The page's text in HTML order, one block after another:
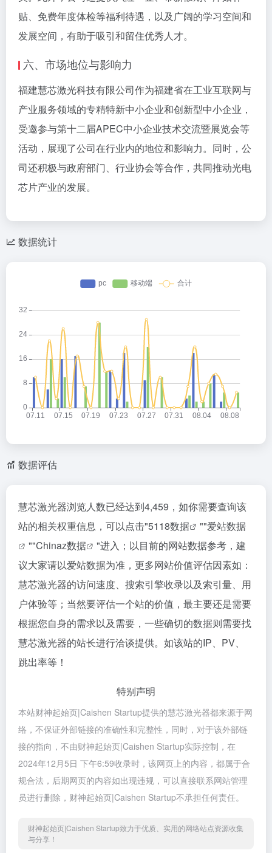
贴、免费年度体检等福利待遇，以及广阔的学习空间和
发展空间，有助于吸引和留住优秀人才。
六、市场地位与影响力
福建慧芯激光科技有限公司作为福建省在工业互联网与
产业服务领域的专精特新中小企业和创新型中小企业，
受邀参与第十二届APEC中小企业技术交流暨展览会等
活动，展现了公司在行业内的地位和影响力。同时，公
司还积极与政府部门、行业协会等合作，共同推动光电
芯片产业的发展。
数据统计
数据评估
慧芯激光器浏览人数已经达到4,459，如你需要查询该
站的相关权重信息，可以点击"5118数据 ""爱站数据
""Chinaz数据
"进入；以目前的网站数据参考，建
议大家请以爱站数据为准，更多网站价值评估因素如：
慧芯激光器的访问速度、搜索引擎收录以及索引量、用
户体验等；当然要评估一个站的价值，最主要还是需要
根据您自身的需求以及需要，一些确切的数据则需要找
慧芯激光器的站长进行洽谈提供。如该站的IP、PV、
跳出率等！
特别声明
本站财神起始页|Caishen Startup提供的慧芯激光器都来源于网
络，不保证外部链接的准确性和完整性，同时，对于该外部链
接的指向，不由财神起始页|Caishen Startup实际控制，在
2024年12月5日 下午6:59收录时，该网页上的内容，都属于合
规合法，后期网页的内容如出现违规，可以直接联系网站管理
员进行删除，财神起始页|Caishen Startup不承担任何责任。
财神起始页|Caishen Startup致力于优质、实用的网络站点资源收集
与分享！